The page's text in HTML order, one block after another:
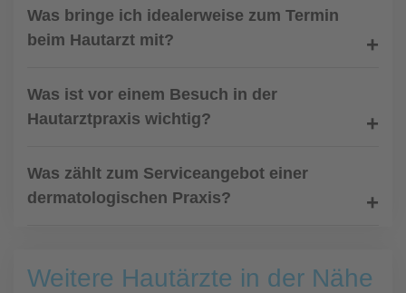
Was bringe ich idealerweise zum Termin
beim Hautarzt mit?
Was ist vor einem Besuch in der
Hautarztpraxis wichtig?
Was zählt zum Serviceangebot einer
dermatologischen Praxis?
Weitere Hautärzte in der Nähe